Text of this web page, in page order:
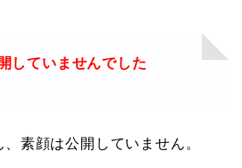
していませんでした
素顔は公開していません。